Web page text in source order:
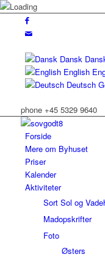
Dansk
English
Deutsch
phone +45 5329 9640
Forside
Mere om Byhuset
Priser
Kalender
Aktiviteter
Sort Sol og
Madopskrifter
Foto
Østers